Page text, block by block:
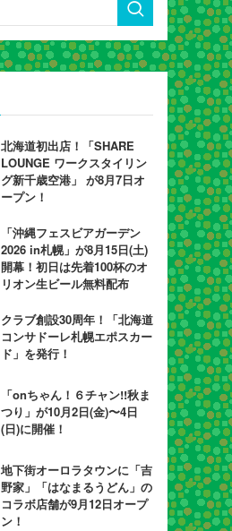
北海道初出店！「SHARE
LOUNGE ワークスタイリン
グ新千歳空港」 が8月7日オ
ープン！
「沖縄フェスビアガーデン
2026 in札幌」が8月15日(土)
開幕！初日は先着100杯のオ
リオン生ビール無料配布
クラブ創設30周年！「北海道
コンサドーレ札幌エポスカー
ド」を発行！
「onちゃん！６チャン!!秋ま
つり」が10月2日(金)〜4日
(日)に開催！
地下街オーロラタウンに「吉
野家」「はなまるうどん」の
コラボ店舗が9月12日オープ
ン！